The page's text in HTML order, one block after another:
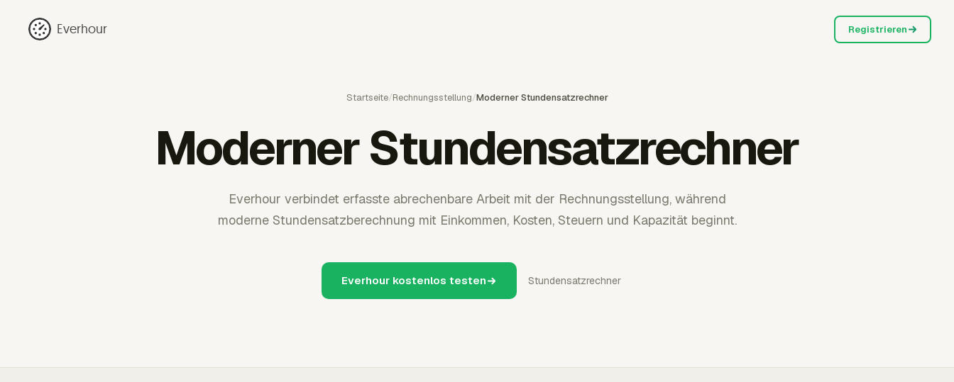
Everhour Registrieren
Startseite/Rechnungsstellung/Moderner Stundensatzrechner
Moderner Stundensatzrechner
Everhour verbindet erfasste abrechenbare Arbeit mit der Rechnungsstellung, während
moderne Stundensatzberechnung mit Einkommen, Kosten, Steuern und Kapazität beginnt.
Everhour kostenlos testen Stundensatzrechner